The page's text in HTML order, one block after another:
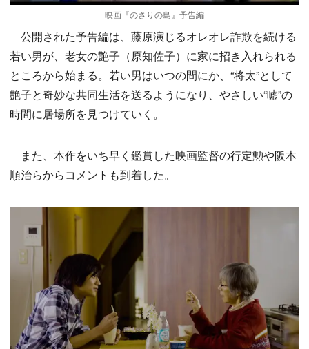
映画『のさりの島』予告編
公開された予告編は、藤原演じるオレオレ詐欺を続ける
若い男が、老女の艶子（原知佐子）に家に招き入れられる
ところから始まる。若い男はいつの間にか、“将太”として
艶子と奇妙な共同生活を送るようになり、やさしい“嘘”の
時間に居場所を見つけていく。
また、本作をいち早く鑑賞した映画監督の行定勲や阪本
順治らからコメントも到着した。